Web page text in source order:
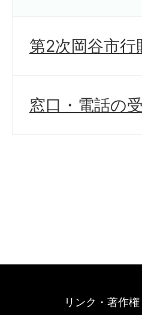
第2次岡谷市
窓口・電話の
リンク・著作